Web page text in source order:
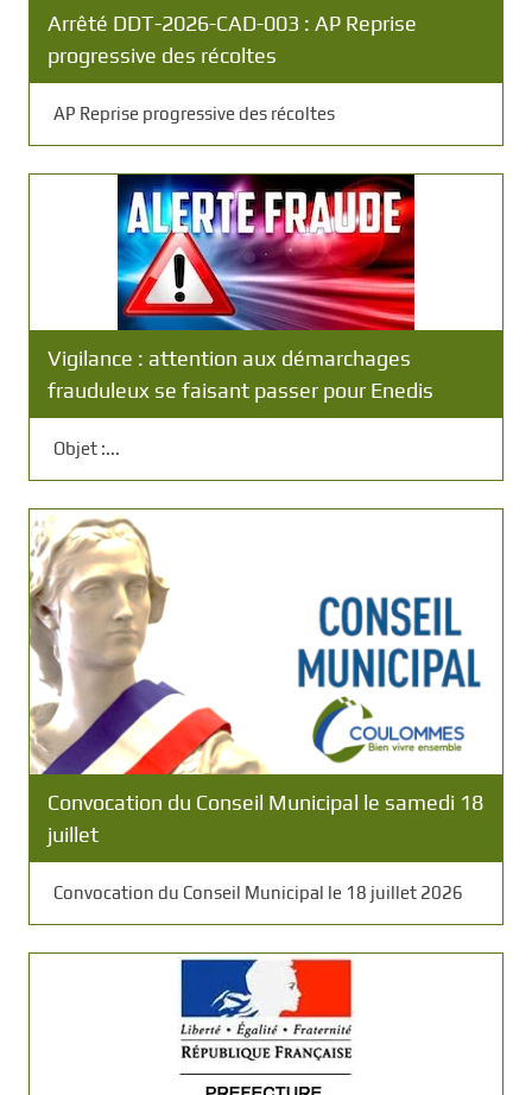
Arrêté DDT-2026-CAD-003 : AP Reprise
progressive des récoltes
AP Reprise progressive des récoltes
Vigilance : attention aux démarchages
frauduleux se faisant passer pour Enedis
Objet :...
Convocation du Conseil Municipal le samedi 18
juillet
Convocation du Conseil Municipal le 18 juillet 2026